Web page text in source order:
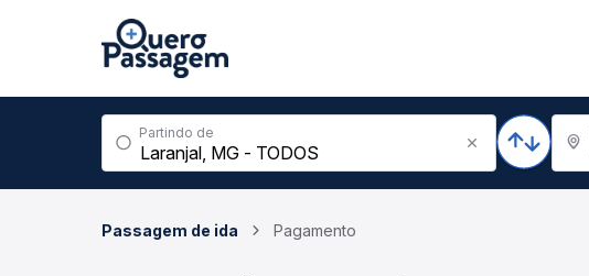
Partindo de
Passagem de ida Pagamento